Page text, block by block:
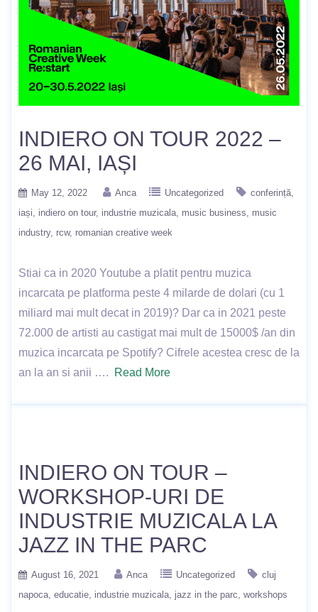
INDIERO ON TOUR 2022 –
26 MAI, IAȘI
May 12, 2022 Anca Uncategorized
conferință
iași
indiero on tour industrie muzicala music business
music
industry rcw romanian creative week
Stiai ca in 2020 Youtube a platit pentru muzica
incarcata pe platforma peste 4 milarde de dolari (cu 1
miliard mai mult decat in 2019)? Dar ca in 2021 peste
72.000 de artisti au castigat mai mult de 15000$ /an din
muzica incarcata pe Spotify? Cifrele acestea cresc de la
an la an si anii ….
Read More
INDIERO ON TOUR –
WORKSHOP-URI DE
INDUSTRIE MUZICALA LA
JAZZ IN THE PARC
August 16, 2021 Anca Uncategorized
cluj
napoca educatie industrie muzicala jazz in the parc workshops